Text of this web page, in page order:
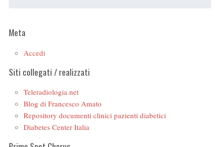
Meta
Accedi
Siti collegati / realizzati
Teleradiologia.net
Blog di Francesco Amato
Repository documenti clinici pazienti diabetici
Diabetes Center Italia